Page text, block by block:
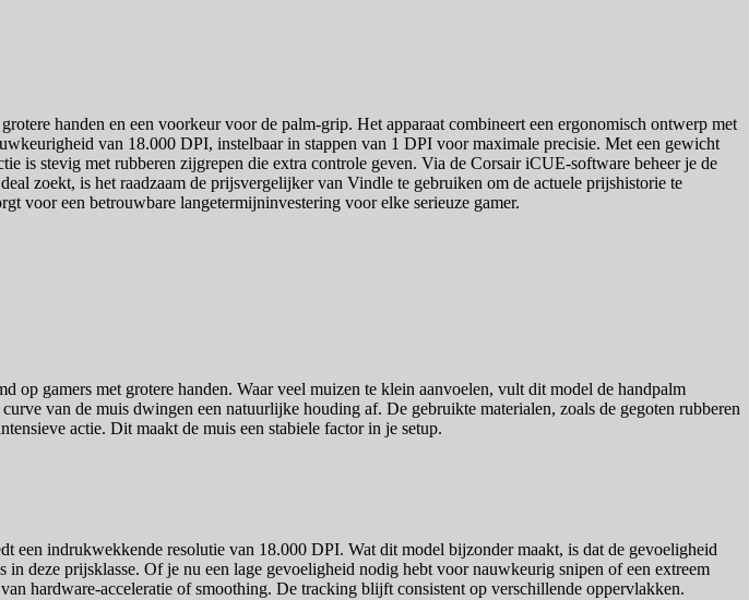
handen en een voorkeur voor de palm-grip. Het apparaat combineert een ergonomisch ontwerp met
van 18.000 DPI, instelbaar in stappen van 1 DPI voor maximale precisie. Met een gewicht
is stevig met rubberen zijgrepen die extra controle geven. Via de Corsair iCUE-software beheer je de
zoekt, is het raadzaam de prijsvergelijker van Vindle te gebruiken om de actuele prijshistorie te
voor een betrouwbare langetermijninvestering voor elke serieuze gamer.
gamers met grotere handen. Waar veel muizen te klein aanvoelen, vult dit model de handpalm
van de muis dwingen een natuurlijke houding af. De gebruikte materialen, zoals de gegoten rubberen
actie. Dit maakt de muis een stabiele factor in je setup.
indrukwekkende resolutie van 18.000 DPI. Wat dit model bijzonder maakt, is dat de gevoeligheid
deze prijsklasse. Of je nu een lage gevoeligheid nodig hebt voor nauwkeurig snipen of een extreem
hardware-acceleratie of smoothing. De tracking blijft consistent op verschillende oppervlakken.